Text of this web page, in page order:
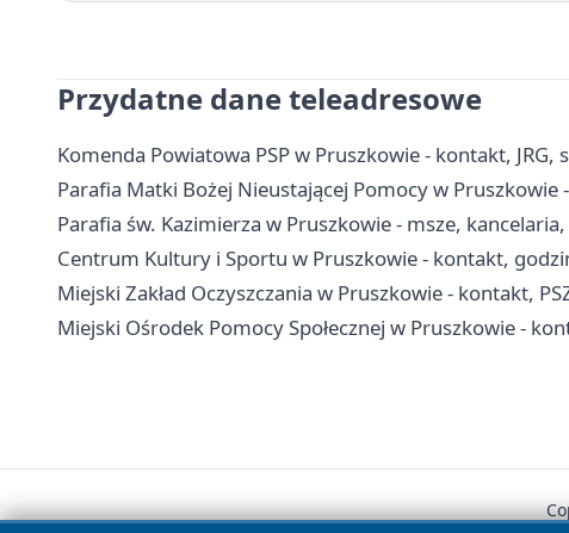
Przydatne dane teleadresowe
Komenda Powiatowa PSP w Pruszkowie - kontakt,
Parafia Matki Bożej Nieustającej Pomocy w
Parafia św. Kazimierza w Pruszkowie - msze,
Centrum Kultury i Sportu w Pruszkowie - kontakt,
Miejski Zakład Oczyszczania w Pruszkowie - kontakt,
Miejski Ośrodek Pomocy Społecznej w Pruszkowie -